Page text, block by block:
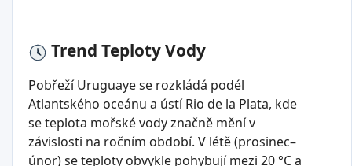
Trend Teploty Vody
Pobřeží Uruguaye se rozkládá podél
Atlantského oceánu a ústí Rio de la Plata, kde
se teplota mořské vody značně mění v
závislosti na ročním období. V létě (prosinec–
únor) se teploty obvykle pohybují mezi 20 °C a